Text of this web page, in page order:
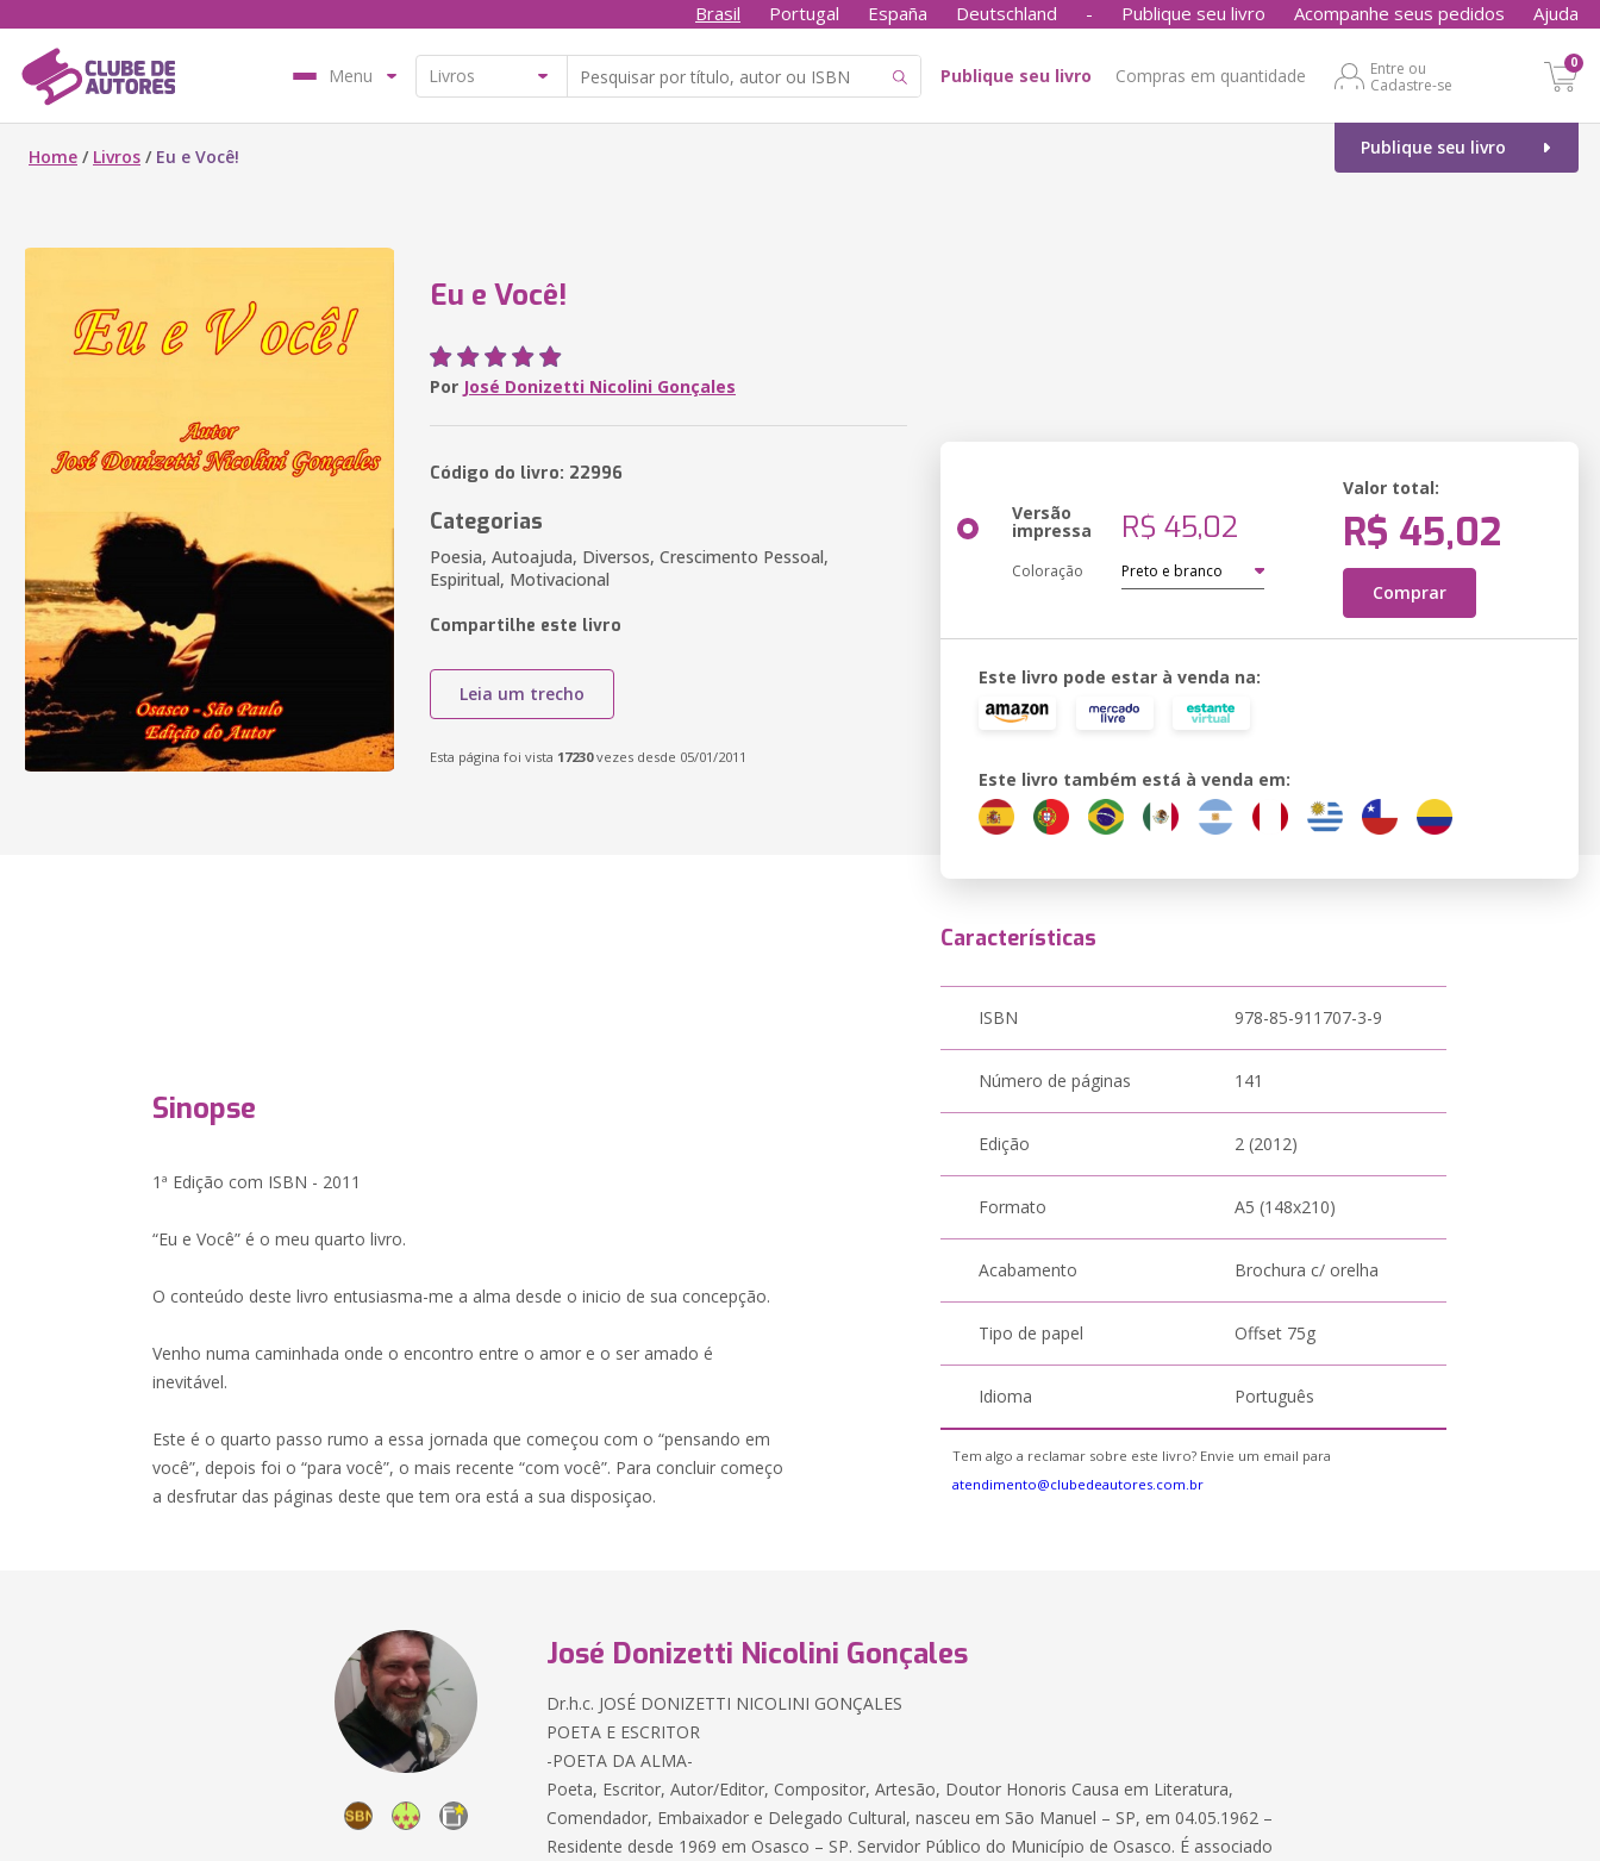
Brasil Portugal España Deutschland - Publique seu livro Acompanhe seus pedidos Ajuda
Menu Publique seu livro Compras em quantidade
Entre ou
Cadastre-se
0
Publique seu livro
Home / Livros / Eu e Você!
Eu e Você!
Por José Donizetti Nicolini Gonçales
Código do livro: 22996
Categorias
Poesia, Autoajuda, Diversos, Crescimento Pessoal,
Espiritual, Motivacional
Compartilhe este livro
Leia um trecho
Esta página foi vista 17230vezes desde 05/01/2011
Versão
impressa R$ 45,02
Coloração
Valor total:
R$ 45,02
Comprar
Este livro pode estar à venda na:
Este livro também está à venda em:
Sinopse
1ª Edição com ISBN - 2011
“Eu e Você” é o meu quarto livro.
O conteúdo deste livro entusiasma-me a alma desde o inicio de sua concepção.
Venho numa caminhada onde o encontro entre o amor e o ser amado é
inevitável.
Este é o quarto passo rumo a essa jornada que começou com o “pensando em
você”, depois foi o “para você”, o mais recente “com você”. Para concluir começo
a desfrutar das páginas deste que tem ora está a sua disposiçao.
Características
ISBN 978-85-911707-3-9
Número de páginas 141
Edição 2 (2012)
Formato A5 (148x210)
Acabamento Brochura c/ orelha
Tipo de papel Offset 75g
Idioma Português
Tem algo a reclamar sobre este livro? Envie um email para
atendimento@clubedeautores.com.br
José Donizetti Nicolini Gonçales
Dr.h.c. JOSÉ DONIZETTI NICOLINI GONÇALES
POETA E ESCRITOR
-POETA DA ALMA-
Poeta, Escritor, Autor/Editor, Compositor, Artesão, Doutor Honoris Causa em Literatura,
Comendador, Embaixador e Delegado Cultural, nasceu em São Manuel – SP, em 04.05.1962 –
Residente desde 1969 em Osasco – SP. Servidor Público do Município de Osasco. É associado